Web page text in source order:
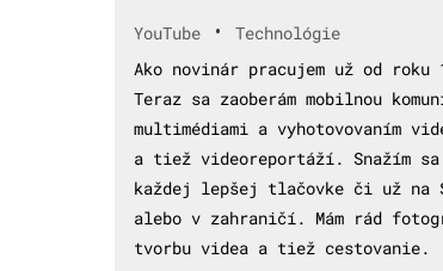
YouTube •
Technológie
Ako novinár pracujem už od roku
Teraz sa zaoberám mobilnou
multimédiami a vyhotovovaním
a tiež videoreportáží. Snažím
každej lepšej tlačovke či už na
alebo v zahraničí. Mám rád
tvorbu videa a tiež cestovanie.